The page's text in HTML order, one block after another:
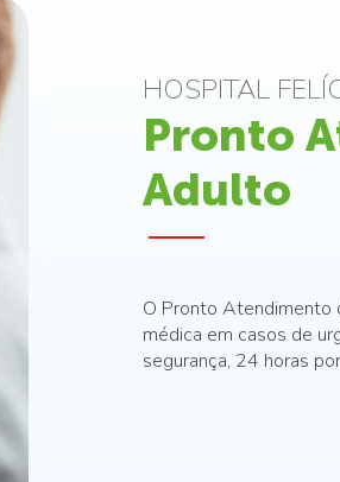
HOSPITAL
Pronto
Adulto
O Pronto Atendimento
médica em casos de
segurança, 24 horas